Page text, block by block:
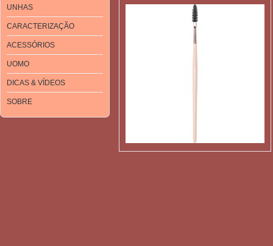
UNHAS
CARACTERIZAÇÃO
ACESSÓRIOS
UOMO
DICAS & VÍDEOS
SOBRE